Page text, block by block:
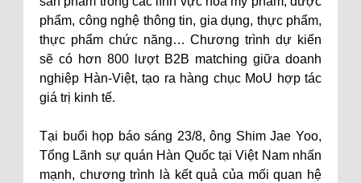
phẩm, công nghệ thông tin, gia dụng, thực phẩm,
thực phẩm chức năng… Chương trình dự kiến
sẽ có hơn 800 lượt B2B matching giữa doanh
nghiệp Hàn-Việt, tạo ra hàng chục MoU hợp tác
giá trị kinh tế.
Tại buổi họp báo sáng 23/8, ông Shim Jae Yoo,
Tổng Lãnh sự quán Hàn Quốc tại Việt Nam nhấn
mạnh, chương trình là kết quả của mối quan hệ